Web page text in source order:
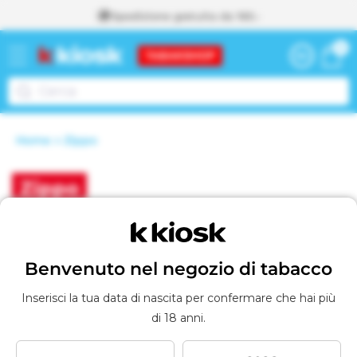
ai contenuti
Spedizione gratuita da 160.-
Carrello
0
0
articoli
g
g
i
c
Vai al Carrello
Home Zippo
Benvenuto nel negozio di tabacco
Inserisci la tua data di nascita per confermare che hai più
di 18 anni.
C
e
Zippo